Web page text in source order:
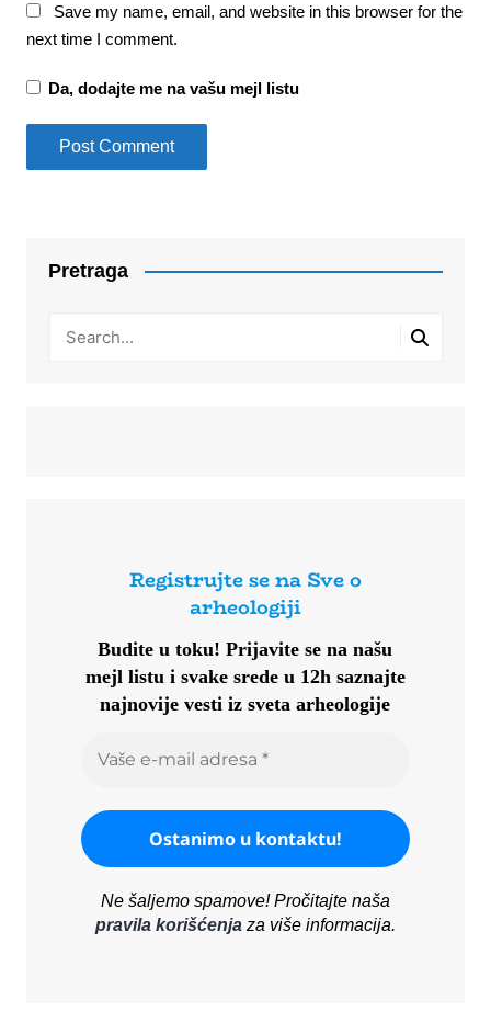
Save my name, email, and website in this browser for the
next time I comment.
Da, dodajte me na vašu mejl listu
Pretraga
Registrujte se na Sve o
arheologiji
Budite u toku!Prijavite se na našu
mejl listu i svake srede u 12h saznajte
najnovije vesti iz sveta arheologije
Ne šaljemo spamove! Pročitajte naša
pravila korišćenjaza više informacija.